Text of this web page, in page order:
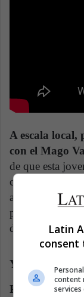
A escala local,
con el Mago
de que esta
cancha mucho
a poco, se está
principales
disfrutará
Yuri César
Por supuesto,
Latin
consent
content